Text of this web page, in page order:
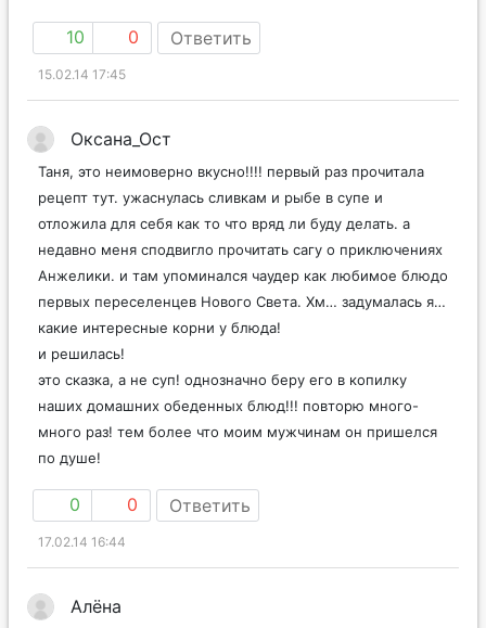
10 0 Ответить
15.02.14 17:45
Оксана_Ост
Таня, это неимоверно вкусно!!!! первый раз прочитала
рецепт тут. ужаснулась сливкам и рыбе в супе и
отложила для себя как то что вряд ли буду делать. а
недавно меня сподвигло прочитать сагу о приключениях
Анжелики. и там упоминался чаудер как любимое блюдо
первых переселенцев Нового Света. Хм… задумалась я…
какие интересные корни у блюда!
и решилась!
это сказка, а не суп! однозначно беру его в копилку
наших домашних обеденных блюд!!! повторю много-
много раз! тем более что моим мужчинам он пришелся
по душе!
0 0 Ответить
17.02.14 16:44
Алёна